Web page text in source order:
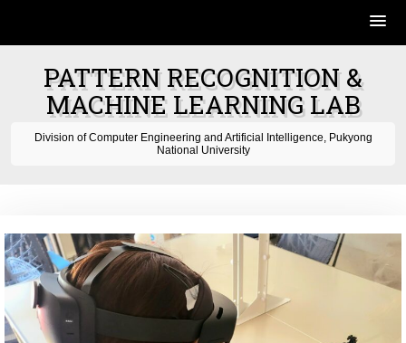
PATTERN RECOGNITION &
MACHINE LEARNING LAB
Division of Computer Engineering and Artificial Intelligence, Pukyong
National University